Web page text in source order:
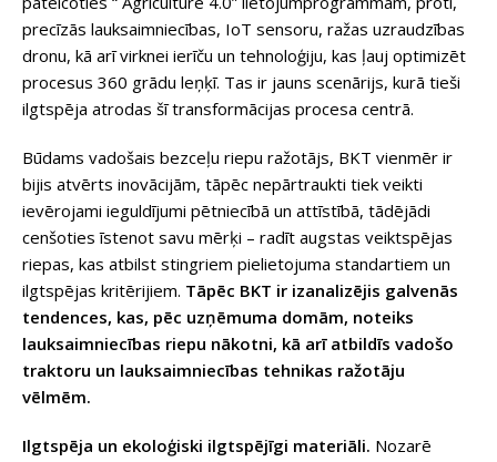
precīzās lauksaimniecības, IoT sensoru, ražas uzraudzības
dronu, kā arī virknei ierīču un tehnoloģiju, kas ļauj optimizēt
procesus 360 grādu leņķī. Tas ir jauns scenārijs, kurā tieši
ilgtspēja atrodas šī transformācijas procesa centrā.
Būdams vadošais bezceļu riepu ražotājs, BKT vienmēr ir
bijis atvērts inovācijām, tāpēc nepārtraukti tiek veikti
ievērojami ieguldījumi pētniecībā un attīstībā, tādējādi
cenšoties īstenot savu mērķi – radīt augstas veiktspējas
riepas, kas atbilst stingriem pielietojuma standartiem un
ilgtspējas kritērijiem. Tāpēc BKT ir izanalizējis galvenās
tendences, kas, pēc uzņēmuma domām, noteiks
lauksaimniecības riepu nākotni, kā arī atbildīs vadošo
traktoru un lauksaimniecības tehnikas ražotāju
vēlmēm.
Ilgtspēja un ekoloģiski ilgtspējīgi materiāli. Nozarē